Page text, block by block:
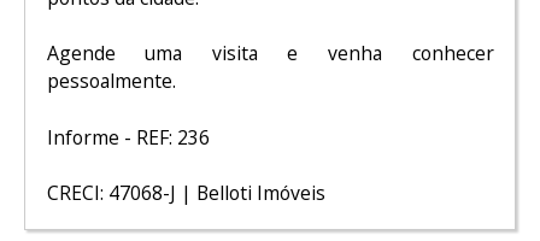
Agende uma visita e venha conhecer
pessoalmente.
Informe - REF: 236
CRECI: 47068-J | Belloti Imóveis